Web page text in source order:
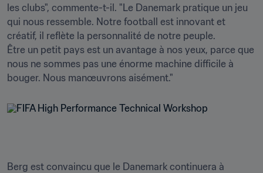
les clubs", commente-t-il. "Le Danemark pratique un jeu
qui nous ressemble. Notre football est innovant et
créatif, il reflète la personnalité de notre peuple.
Être un petit pays est un avantage à nos yeux, parce que
nous ne sommes pas une énorme machine difficile à
bouger. Nous manœuvrons aisément."
Berg est convaincu que le Danemark continuera à